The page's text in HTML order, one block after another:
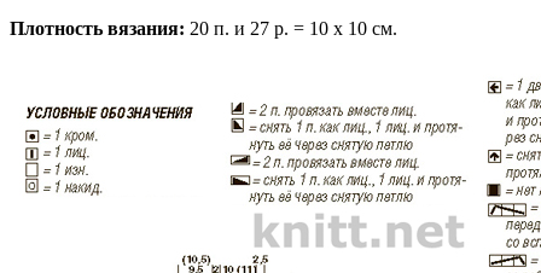
Плотность вязания: 20 п. и 27 р. = 10 х 10 см.